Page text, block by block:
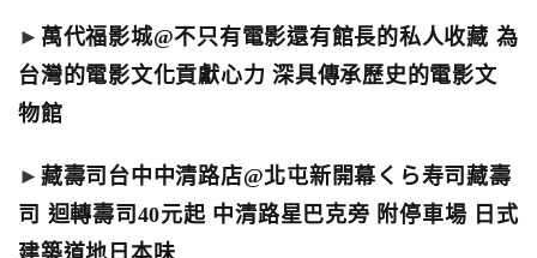
► 萬代福影城@不只有電影還有館長的私人收藏 為
台灣的電影文化貢獻心力 深具傳承歷史的電影文
物館
► 藏壽司台中中清路店@北屯新開幕くら寿司藏壽
司 迴轉壽司40元起 中清路星巴克旁 附停車場 日式
建築道地日本味